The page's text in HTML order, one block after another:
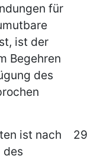
für
ist der
Begehren
des
29
ist nach
des